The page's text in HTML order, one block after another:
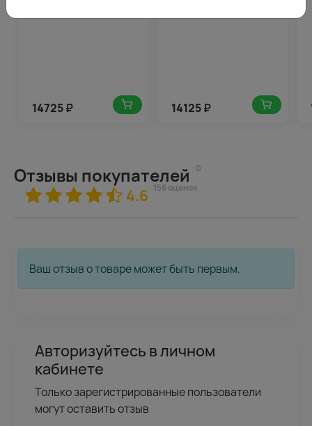
14725₽ 14125₽
Отзывы покупателей 0
4.6 156 оценок
Ваш отзыв о товаре может быть первым.
Авторизуйтесь в личном
кабинете
Только зарегистрированные пользователи
могут оставить отзыв